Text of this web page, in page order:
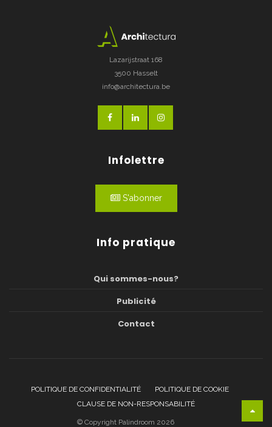
Lazarijstraat 168
3500 Hasselt
info@architectura.be
Infolettre
S'abonner
Info pratique
Qui sommes-nous?
Publicité
Contact
POLITIQUE DE CONFIDENTIALITÉ
POLITIQUE DE COOKIE
CLAUSE DE NON-RESPONSABILITÉ
© Copyright Palindroom 2026